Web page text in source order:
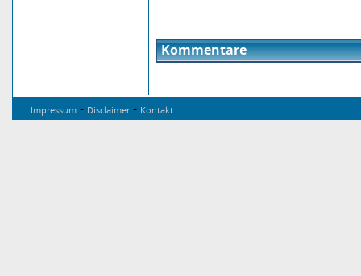
Kommentare
Impressum - Disclaimer- Kontakt